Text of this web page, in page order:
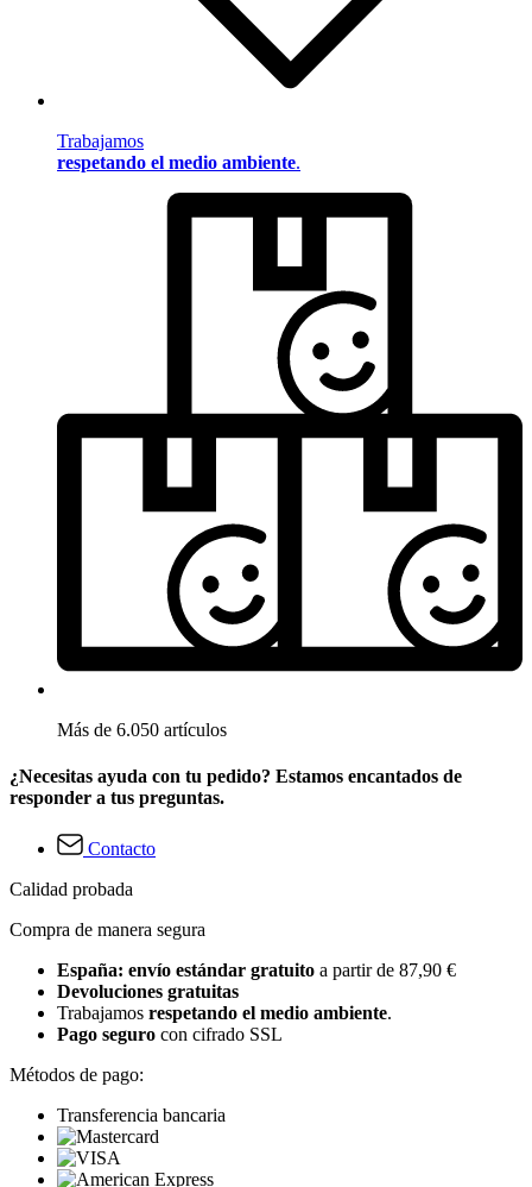
Trabajamos
respetando el medio ambiente.
Más de 6.050 artículos
¿Necesitas ayuda con tu pedido? Estamos encantados de
responder a tus preguntas.
Contacto
Calidad probada
Compra de manera segura
España: envío estándar gratuito a partir de 87,90 €
Devoluciones gratuitas
Trabajamos respetando el medio ambiente.
Pago seguro con cifrado SSL
Métodos de pago:
Transferencia bancaria